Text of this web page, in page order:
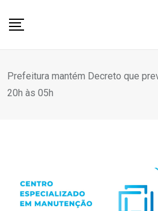
Prefeitura mantém Decreto que
20h às 05h